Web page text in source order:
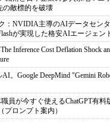
の敵標的を破壊
ク：NVIDIA主導のAIデータセン
が実現した格安AIエージェン
Inference Cost Deflation Shock
。Google DeepMind "Gemini
員が今すぐ使えるChatGPT有料
ロンプト案内）